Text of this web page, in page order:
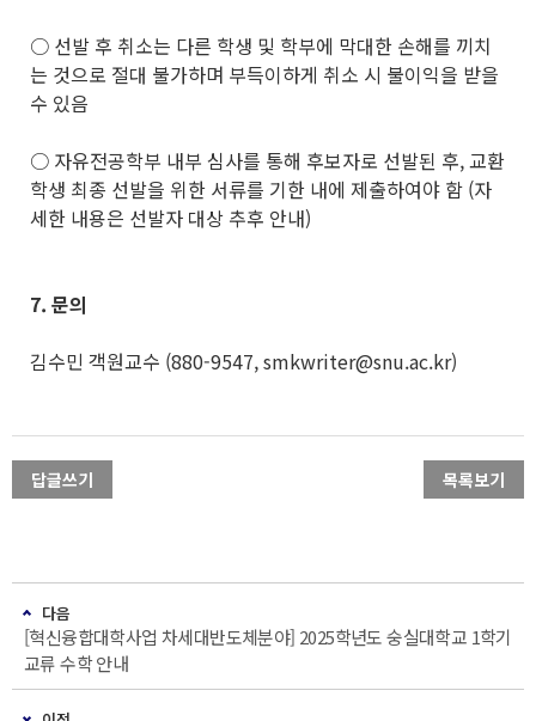
○ 선발 후 취소는 다른 학생 및 학부에 막대한 손해를 끼치
는 것으로 절대 불가하며 부득이하게 취소 시 불이익을 받을
수 있음
○ 자유전공학부 내부 심사를 통해 후보자로 선발된 후, 교환
학생 최종 선발을 위한 서류를 기한 내에 제출하여야 함 (자
세한 내용은 선발자 대상 추후 안내)
7. 문의
김수민 객원교수 (880-9547, smkwriter@snu.ac.kr)
답글쓰기 목록보기
다음
[혁신융합대학사업 차세대반도체분야] 2025학년도 숭실대학교 1학기
교류 수학 안내